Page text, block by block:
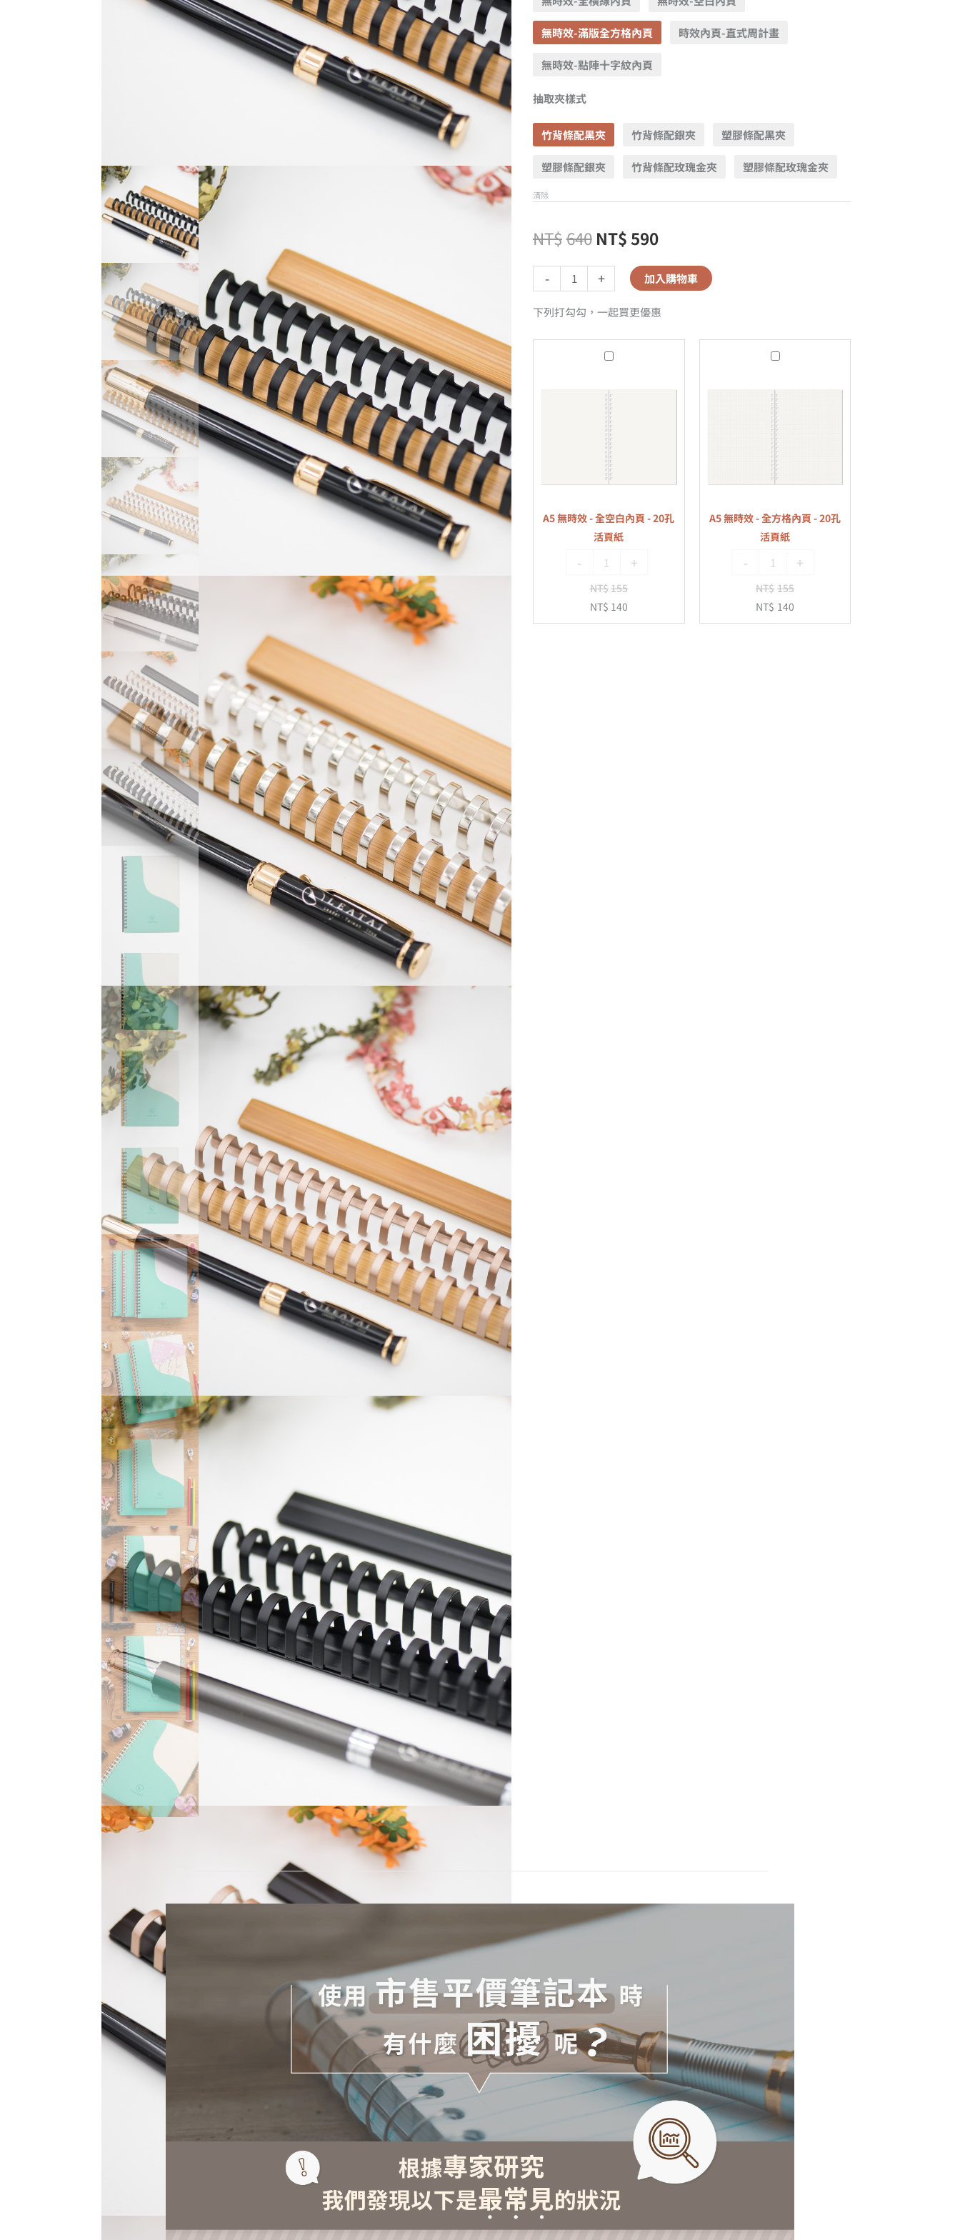
無時效-滿版全方格內頁 時效內頁-直式周計畫
無時效-點陣十字紋內頁
抽取夾樣式
竹背條配黑夾 竹背條配銀夾 塑膠條配黑夾
塑膠條配銀夾 竹背條配玫瑰金夾 塑膠條配玫瑰金夾
清除
NT$640 NT$ 590
- + 加入購物車
下列打勾勾，一起買更優惠
A5
時
效
-
全
空
白
頁
-
20
活
頁
A5 無時效 - 全空白內頁 - 20孔
活頁紙
- +
NT$155
NT$ 140
A5
時
效
-
全
方
格
頁
-
20
活
頁
A5 無時效 - 全方格內頁 - 20孔
活頁紙
- +
NT$155
NT$ 140